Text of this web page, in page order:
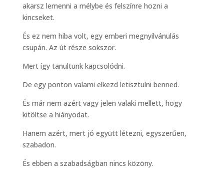
akarsz lemenni a mélybe és felszínre hozni a
kincseket.
És ez nem hiba volt, egy emberi megnyilvánulás
csupán. Az út része sokszor.
Mert így tanultunk kapcsolódni.
De egy ponton valami elkezd letisztulni benned.
És már nem azért vagy jelen valaki mellett, hogy
kitöltse a hiányodat.
Hanem azért, mert jó együtt létezni, egyszerűen,
szabadon.
És ebben a szabadságban nincs közöny.